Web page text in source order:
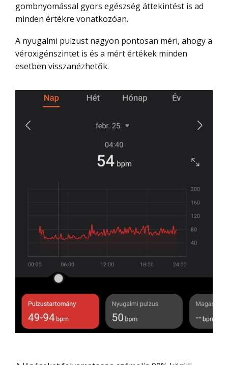
gombnyomással gyors egészség áttekintést is ad
minden értékre vonatkozóan.
A nyugalmi pulzust nagyon pontosan méri, ahogy a
véroxigénszintet is és a mért értékek minden
esetben visszanézhetők.